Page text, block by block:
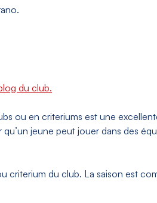
du club.
ou en criteriums est une
qu’un jeune peut jouer dans des
du club. La saison est